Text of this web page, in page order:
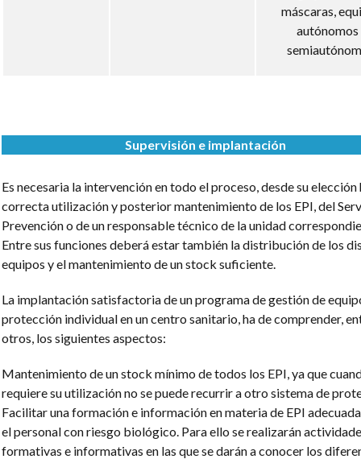
máscaras,
autónomos
Supervisión e implantación
Es necesaria la intervención en todo el proceso, desde su elección
correcta utilización y posterior mantenimiento de los EPI, del
Prevención o de un responsable técnico de la unidad
Entre sus funciones deberá estar también la distribución de los
equipos y el mantenimiento de un stock suficiente.
La implantación satisfactoria de un programa de gestión de
protección individual en un centro sanitario, ha de comprender,
otros, los siguientes aspectos:
Mantenimiento de un stock mínimo de todos los EPI, ya que
requiere su utilización no se puede recurrir a otro sistema de
Facilitar una formación e información en materia de EPI
el personal con riesgo biológico. Para ello se realizarán
formativas e informativas en las que se darán a conocer los